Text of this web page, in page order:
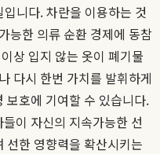
니다. 차란을 이용하는 것
능한 의류 순환 경제에 동참
상 입지 않는 옷이 폐기물
다시 한번 가치를 발휘하게
보호에 기여할 수 있습니다.
이 자신의 지속가능한 선
선한 영향력을 확산시키는